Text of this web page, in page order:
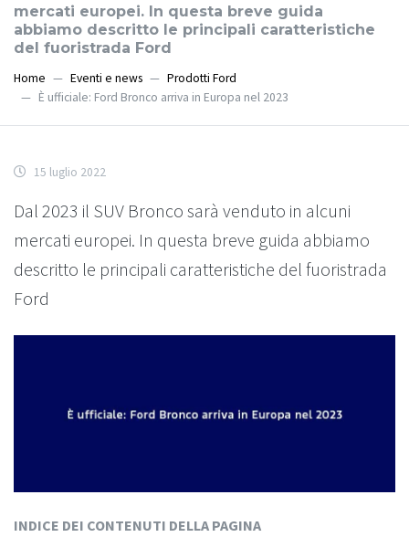
mercati europei. In questa breve guida
abbiamo descritto le principali caratteristiche
del fuoristrada Ford
Home Eventi e news
Prodotti Ford
È ufficiale: Ford Bronco arriva in Europa nel 2023
15 luglio 2022
Dal 2023 il SUV Bronco sarà venduto in alcuni
mercati europei. In questa breve guida abbiamo
descritto le principali caratteristiche del fuoristrada
Ford
INDICE DEI CONTENUTI DELLA PAGINA